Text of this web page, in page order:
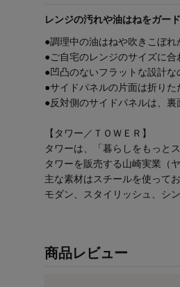
レンジの汚れや油はねをガード
●調理中の油はねや吹きこぼれ
●ご自宅のレンジのサイズに
●凹凸のないフラットな設計
●サイドパネルの片面は折り
●反対側のサイドパネルは、
【タワー／ＴＯＷＥＲ】
タワーは、「暮らしをもっと
タワーを販売する山崎実業（
主な素材はスチールを使って
モダン、スタイリッシュ、シ
商品レビュー